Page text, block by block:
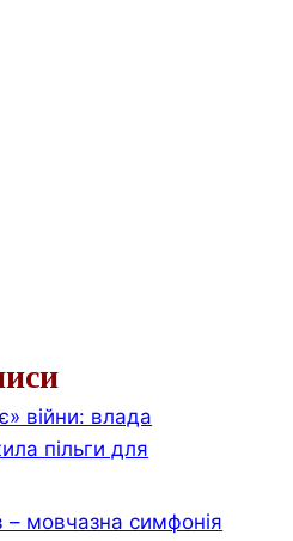
війни: влада
пільги для
– мовчазна симфонія